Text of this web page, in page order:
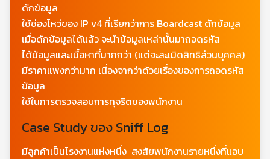
ดักข้อมูล
ใช้ช่องโหว่ของ IP v4 ที่เรียกว่าการ Boardcast ดักข้อมูล
เมื่อดักข้อมูลได้แล้ว จะนำข้อมูลเหล่านั้นมาถอดรหัส
ได้ข้อมูลและเนื้อหาที่มากกว่า (แต่จะละเมิดสิทธิส่วนบุคคล)
มีราคาแพงกว่ามาก เนื่องจากว่าด้วยเรื่องของการถอดรหัส
ข้อมูล
ใช้ในการตรวจสอบการทุจริตของพนักงาน
Case Study ของ Sniff Log
มีลูกค้าเป็นโรงงานแห่งหนึ่ง สงสัยพนักงานรายหนึ่งที่แอบ